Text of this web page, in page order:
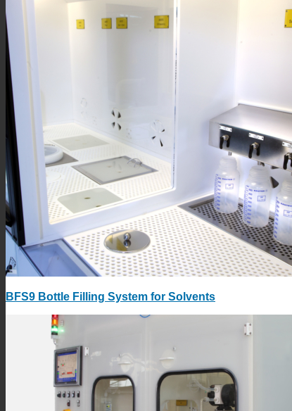
BFS9 Bottle Filling System for Solvents